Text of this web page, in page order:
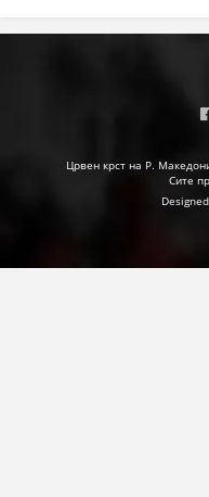
Црвен крст на Р.
Сите